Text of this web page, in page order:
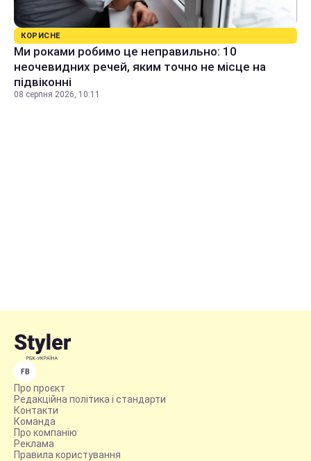
КОРИСНЕ
Ми роками робимо це неправильно: 10
неочевидних речей, яким точно не місце на
підвіконні
08 серпня 2026, 10:11
FB
Про проєкт
Редакційна політика і стандарти
Контакти
Команда
Про компанію
Реклама
Правила користування